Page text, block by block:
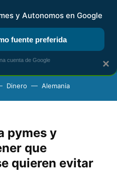
KIT DIGITAL RENTA
Dinero Alemania
pymes y
que
quieren evitar
×
y Autonomos en Google
fuente preferida
cuenta de Google